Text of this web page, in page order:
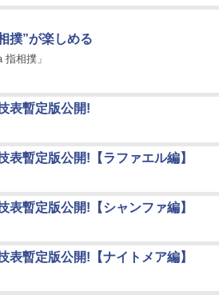
撲”が楽しめる
相撲」
表暫定版公開!
表暫定版公開!【ラファエル編】
表暫定版公開!【シャンファ編】
表暫定版公開!【ナイトメア編】